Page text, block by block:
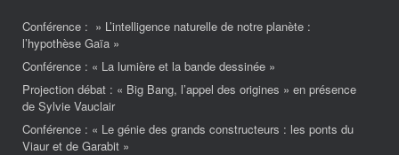
Conférence : » L’intelligence naturelle de notre planète :
l’hypothèse Gaïa »
Conférence : « La lumière et la bande dessinée »
Projection débat : « Big Bang, l’appel des origines » en présence
de Sylvie Vauclair
Conférence : « Le génie des grands constructeurs : les ponts du
Viaur et de Garabit »